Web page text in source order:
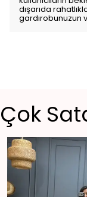
dışarıda
gardırobunuzun
Çok